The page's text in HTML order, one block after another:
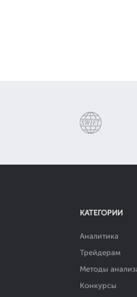
КАТЕГОРИИ
Аналитика
Трейдерам
Методы
Конкурсы